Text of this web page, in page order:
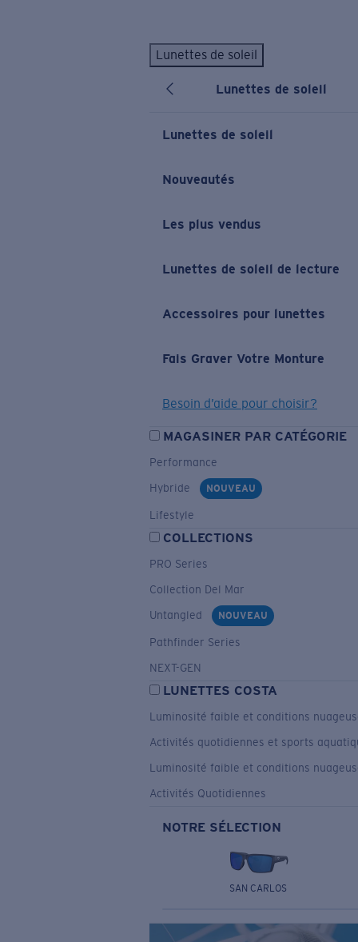
Lunettes de soleil
Lunettes de soleil
Lunettes de soleil
Nouveautés
Les plus vendus
Lunettes de soleil de lecture
Accessoires pour lunettes
Fais Graver Votre Monture
Besoin d’aide pour choisir?
MAGASINER PAR CATÉGORIE
Performance
Hybride
NOUVEAU
Lifestyle
COLLECTIONS
PRO Series
Collection Del Mar
Untangled
NOUVEAU
Pathfinder Series
NEXT-GEN
LUNETTES COSTA
Luminosité faible et conditions
Activités quotidiennes et sports
Luminosité faible et conditions
Activités Quotidiennes
NOTRE SÉLECTION
SAN CARLOS
LES PLUS RECHERCHÉS
Lunettes de soleil personnalisées Nouveau